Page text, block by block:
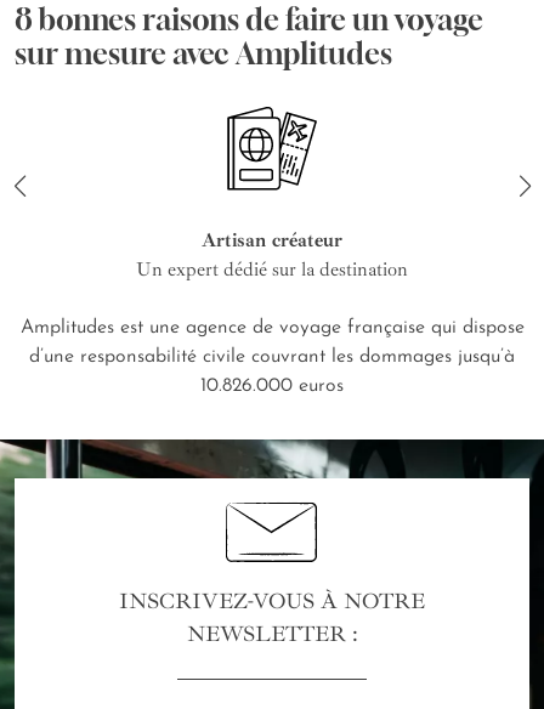
8 bonnes raisons de faire un voyage
sur mesure avec Amplitudes
Artisan créateur
Un expert dédié sur la destination
Amplitudes est une agence de voyage française qui dispose
d’une responsabilité civile couvrant les dommages jusqu’à
10.826.000 euros
INSCRIVEZ-VOUS À NOTRE
NEWSLETTER :